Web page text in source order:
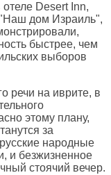
Desert Inn,
"Наш дом Израиль",
быстрее, чем
выборов
речи на иврите, в
этому плану,
за
народные
и безжизненное
стоячий вечер.